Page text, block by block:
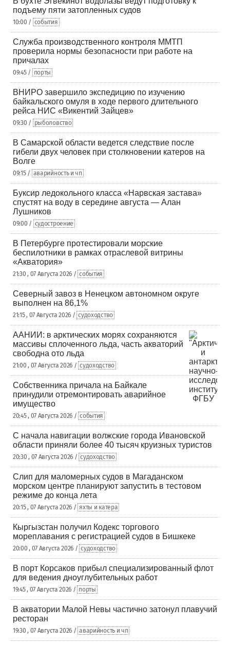
подъему пяти затопленных судов
10:00 / события
Служба производственного контроля ММТП
проверила нормы безопасности при работе на
причалах
09:45 / порты
ВНИРО завершило экспедицию по изучению
байкальского омуля в ходе первого длительного
рейса НИС «Викентий Зайцев»
09:30 / рыболовство
В Самарской области ведется следствие после
гибели двух человек при столкновении катеров на
Волге
09:15 / аварийность и чп
Буксир ледокольного класса «Нарвская застава»
спустят на воду в середине августа — Алан
Лушников
09:00 / судостроение
В Петербурге протестировали морские
беспилотники в рамках отраслевой витрины
«Акватория»
21:30 , 07 Августа 2026 / события
Северный завоз в Ненецком автономном округе
выполнен на 86,1%
21:15 , 07 Августа 2026 / судоходство
ААНИИ: в арктических морях сохраняются
массивы сплоченного льда, часть акваторий
свободна ото льда
21:00 , 07 Августа 2026 / судоходство
Собственника причала на Байкале
принудили отремонтировать аварийное
имущество
20:45 , 07 Августа 2026 / события
С начала навигации волжские города Ивановской
области приняли более 40 тысяч круизных туристов
20:30 , 07 Августа 2026 / судоходство
Слип для маломерных судов в Магаданском
морском центре планируют запустить в тестовом
режиме до конца лета
20:15 , 07 Августа 2026 / яхты и катера
Кыргызстан получил Кодекс торгового
мореплавания с регистрацией судов в Бишкеке
20:00 , 07 Августа 2026 / судоходство
В порт Корсаков прибыл специализированный флот
для ведения дноуглубительных работ
19:45 , 07 Августа 2026 / порты
В акватории Малой Невы частично затонул плавучий
ресторан
19:30 , 07 Августа 2026 / аварийность и чп